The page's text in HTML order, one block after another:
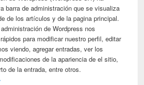
barra de administración que se visualiza
de los artículos y de la pagina principal.
de Wordpress nos
para modificar nuestro perfil, editar
viendo, agregar entradas, ver los
de la apariencia de el sitio,
de la entrada, entre otros.